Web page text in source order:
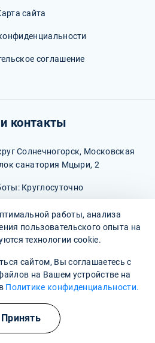
сайта
соглашение
контакты
Солнечногорск, Московская
санатория Мцыри, 2
Круглосуточно
(Информационная служба)
Все права защищены
работы, анализа
пользовательского опыта на
технологии cookie.
сайтом, Вы соглашаетесь с
на Вашем устройстве на
Политике конфиденциальности.
Принять